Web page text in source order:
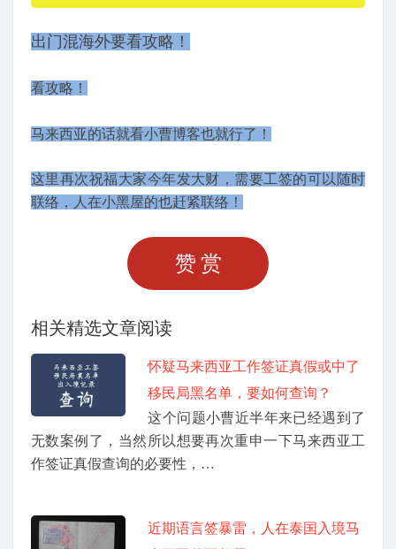
出门混海外要看攻略！
看攻略！
马来西亚的话就看小曹博客也就行了！
这里再次祝福大家今年发大财，需要工签的可以随时
联络，人在小黑屋的也赶紧联络！
赞赏
相关精选文章阅读
怀疑马来西亚工作签证真假或中了
移民局黑名单，要如何查询？
这个问题小曹近半年来已经遇到了
无数案例了，当然所以想要再次重申一下马来西亚工
作签证真假查询的必要性，…
近期语言签暴雷，人在泰国入境马